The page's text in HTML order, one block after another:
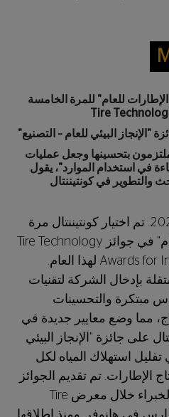
للعام" للمرة الخامسة
البيئي للعام – التصنيع"
بتحسينها وجعل عمليات
في استخدام الموارد"، يقول
والتطوير في كونتيننتال
هانوفر، ألمانيا، 4 مارس 2026. تم اختيار كونتيننتال مرة
أخرى "شركة الإطارات للعام" في جوائز Tire Technology
Awards for Innovation and Excellence لهذا العام.
بإدخال الشركة لتقنيات
مبتكرة والتحسينات
مما وضع معايير جديدة في
على جائزة "الإنجاز البيئي
تقليل استهلاك المياه لكل
الإطارات. تم تقديم الجوائز
من قبل لجنة مستقلة من الخبراء خلال معرض Tire